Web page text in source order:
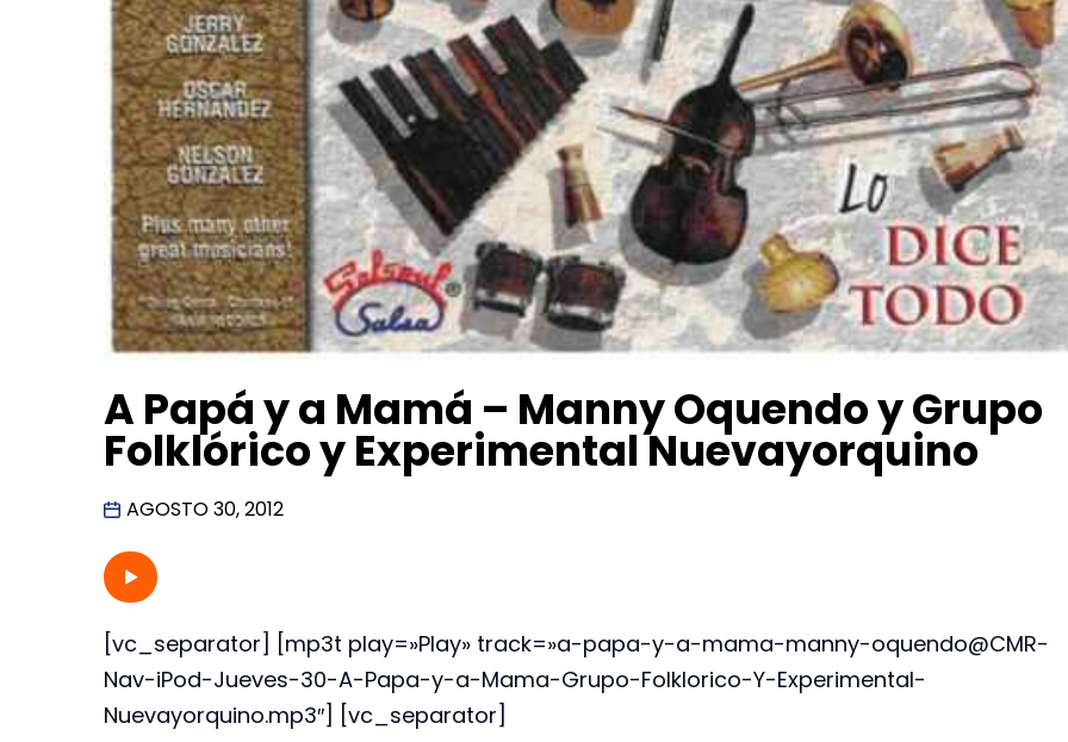
A Papá y a Mamá – Manny Oquendo y Grupo
Folklórico y Experimental Nuevayorquino
AGOSTO 30, 2012
[vc_separator] [mp3t play=»Play» track=»a-papa-y-a-mama-manny-oquendo@CMR-
Nav-iPod-Jueves-30-A-Papa-y-a-Mama-Grupo-Folklorico-Y-Experimental-
Nuevayorquino.mp3″] [vc_separator]